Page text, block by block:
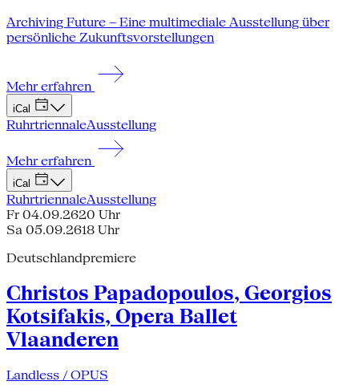
Archiving Future – Eine multimediale Ausstellung über
persönliche Zukunftsvorstellungen
Mehr erfahren
iCal
RuhrtriennaleAusstellung
Mehr erfahren
iCal
RuhrtriennaleAusstellung
Fr 04.09.2620 Uhr
Sa 05.09.2618 Uhr
Deutschlandpremiere
Christos Papadopoulos, Georgios
Kotsifakis, Opera Ballet
Vlaanderen
Landless / OPUS